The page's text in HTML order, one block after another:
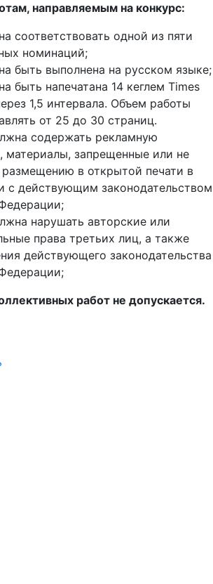
направляемым на конкурс:
соответствовать одной из пяти
номинаций;
быть выполнена на русском языке;
быть напечатана 14 кеглем Times
1,5 интервала. Объем работы
от 25 до 30 страниц.
содержать рекламную
запрещенные или не
в открытой печати в
с действующим законодательством
нарушать авторские или
права третьих лиц, а также
действующего законодательства
работ не допускается.